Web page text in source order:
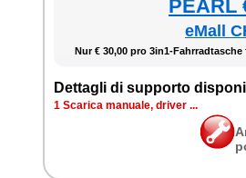
PEARL
eMall
Nur € 30,00 pro 3i­n1-Fahr­rad­ta­sche
Det­ta­gli di sup­por­to
1 Sca­ri­ca ma­nua­le, dri­ver ...